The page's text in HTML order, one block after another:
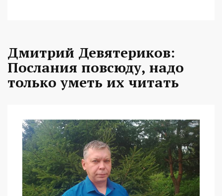
Дмитрий Девятериков:
Послания повсюду, надо
только уметь их читать